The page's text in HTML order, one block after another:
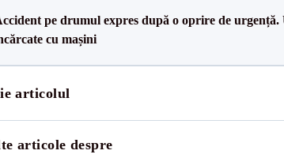
pe drumul expres după o oprire de
cu mașini
articolul
articole despre